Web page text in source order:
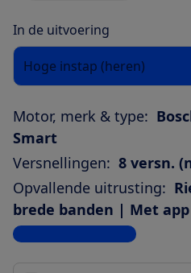
In de uitvoering
Hoge instap (heren)
Motor, merk & type:
Smart
Versnellingen: 8 versn.
Opvallende uitrusting:
brede banden | Met app
Bekijk alle specificaties